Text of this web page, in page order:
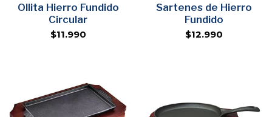
Ollita Hierro Fundido
Circular
$11.990
Sartenes de Hierro
Fundido
$12.990